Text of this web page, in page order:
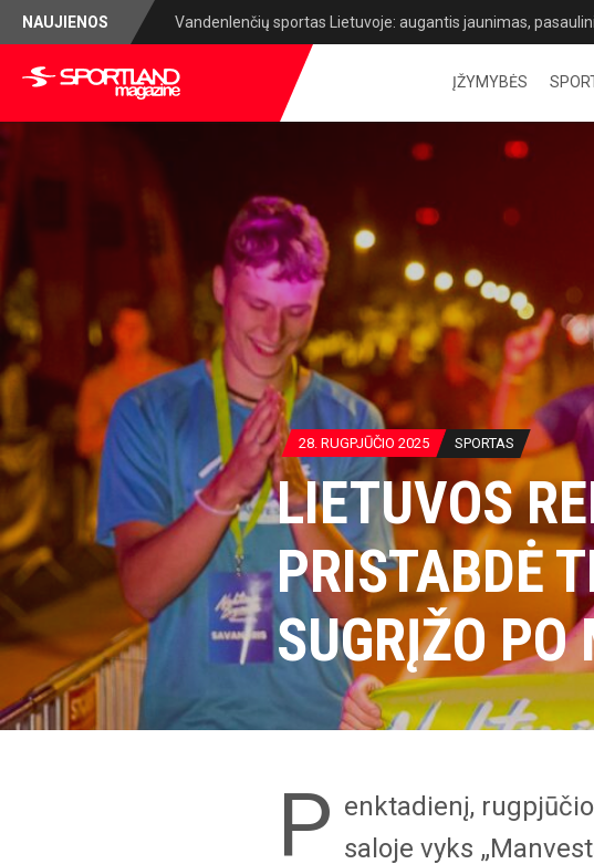
NAUJIENOS Lietuvos lengvosios atletikos čempionatas: sugrįžimai,
ĮŽYMYBĖS
28. RUGPJŪČIO 2025 SPORTAS
LIETUVOS
PRISTABDĖ
SUGRĮŽO PO
P enktadienį,
saloje vyks